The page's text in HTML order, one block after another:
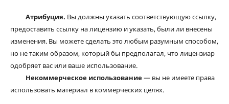
Атрибуция. Вы должны указать соответствующую ссылку,
предоставить ссылку на лицензию и указать, были ли внесены
изменения. Вы можете сделать это любым разумным способом,
но не таким образом, который бы предполагал, что лицензиар
одобряет вас или ваше использование.
Некоммерческое использование— вы не имеете права
использовать материал в коммерческих целях.